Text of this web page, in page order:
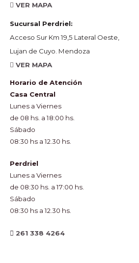
VER MAPA
Sucursal Perdriel:
Acceso Sur Km 19,5 Lateral Oeste,
Lujan de Cuyo. Mendoza
VER MAPA
Horario de Atención
Casa Central
Lunes a Viernes
de 08 hs. a 18:00 hs.
Sábado
08:30 hs a 12.30 hs.
Perdriel
Lunes a Viernes
de 08:30 hs. a 17:00 hs.
Sábado
08:30 hs a 12.30 hs.
261 338 4264